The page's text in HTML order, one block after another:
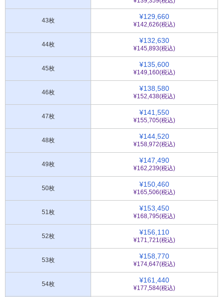
43枚 ¥129,660
¥142,626(税込)
44枚 ¥132,630
¥145,893(税込)
45枚 ¥135,600
¥149,160(税込)
46枚 ¥138,580
¥152,438(税込)
47枚 ¥141,550
¥155,705(税込)
48枚 ¥144,520
¥158,972(税込)
49枚 ¥147,490
¥162,239(税込)
50枚 ¥150,460
¥165,506(税込)
51枚 ¥153,450
¥168,795(税込)
52枚 ¥156,110
¥171,721(税込)
53枚 ¥158,770
¥174,647(税込)
54枚 ¥161,440
¥177,584(税込)